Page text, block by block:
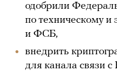
одобрили
по техническому и
и ФСБ,
внедрить
для канала связи